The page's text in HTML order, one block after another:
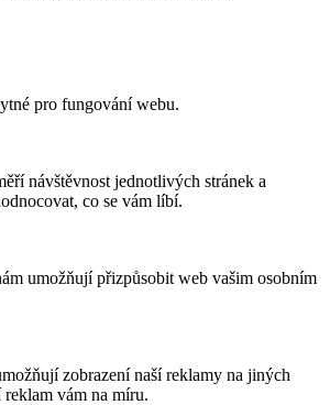
pro fungování webu.
návštěvnost jednotlivých stránek a
co se vám líbí.
umožňují přizpůsobit web vašim osobním
zobrazení naší reklamy na jiných
vám na míru.